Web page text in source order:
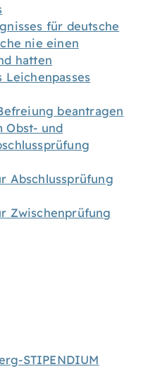
für deutsche
nie einen
hatten
Leichenpasses
beantragen
Obst- und
Abschlussprüfung
Zwischenprüfung
STIPENDIUM